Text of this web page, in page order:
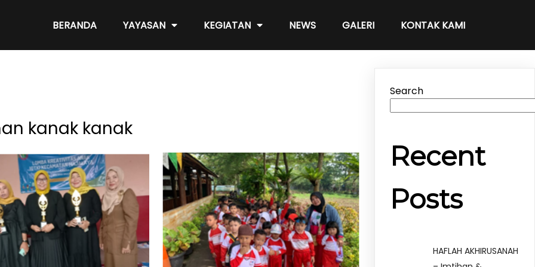
BERANDA YAYASAN KEGIATAN NEWS GALERI KONTAK KAMI
kanak kanak
Search
Recent
Posts
HAFLAH AKHIRUSANAH